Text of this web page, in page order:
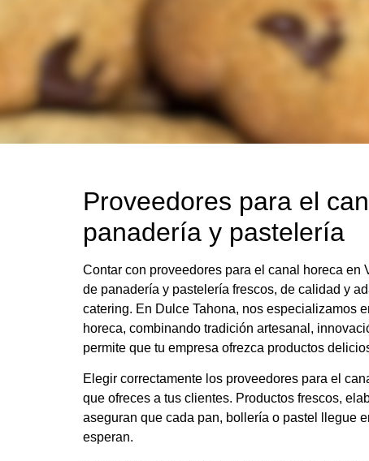
Proveedores para el
panadería y pastelería
Contar con proveedores para el canal horeca
de panadería y pastelería frescos, de calidad y
catering. En Dulce Tahona, nos especializamos
horeca, combinando tradición artesanal,
permite que tu empresa ofrezca productos
Elegir correctamente los proveedores para el
que ofreces a tus clientes. Productos frescos,
aseguran que cada pan, bollería o pastel llegue
esperan.